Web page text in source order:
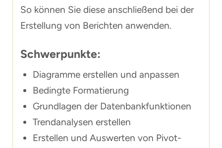
So können Sie diese anschließend bei der
Erstellung von Berichten anwenden.
Schwerpunkte:
Diagramme erstellen und anpassen
Bedingte Formatierung
Grundlagen der Datenbankfunktionen
Trendanalysen erstellen
Erstellen und Auswerten von Pivot-